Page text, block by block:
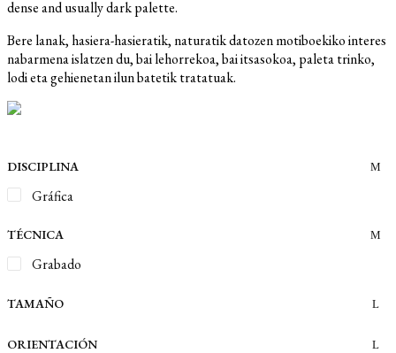
dense and usually dark palette.
Bere lanak, hasiera-hasieratik, naturatik datozen motiboekiko interes
nabarmena islatzen du, bai lehorrekoa, bai itsasokoa, paleta trinko,
lodi eta gehienetan ilun batetik tratatuak.
DISCIPLINA
Gráfica
TÉCNICA
Grabado
TAMAÑO
ORIENTACIÓN